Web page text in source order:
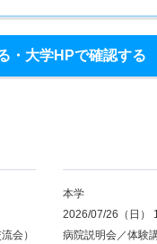
・大学HPで確認する
会）
本学
2026/07/26（日）
病院説明会／体験